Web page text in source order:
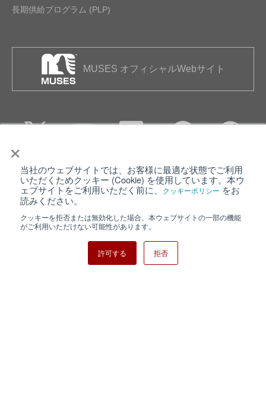
×
当社のウェブサイトでは、お客様に最適な状態でご利用
いただくためクッキー (Cookie) を使用しています。本ウ
ェブサイトをご利用いただく前に、
クッキーポリシー をお
読みください。
クッキーを拒否または無効化した場合、本ウェブサイトの一部の機能
がご利用いただけない可能性があります。
許可する 拒否
長期供給プログラム (PLP)
MUSES オフィシャルWebサイト
個人情報保護について ウェブサイト利用規約
クッキーポリシー
日清紡ホールディングス
Copyright ⓒ Nisshinbo Micro Devices Inc. All Rights Reserved.